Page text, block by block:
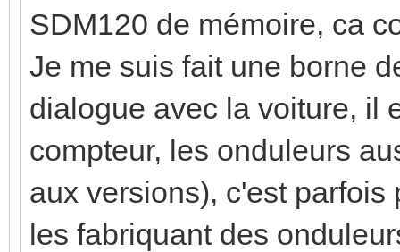
SDM120 de mémoire, ca
Je me suis fait une borne
dialogue avec la voiture, il
compteur, les onduleurs
aux versions), c'est parfois
les fabriquant des